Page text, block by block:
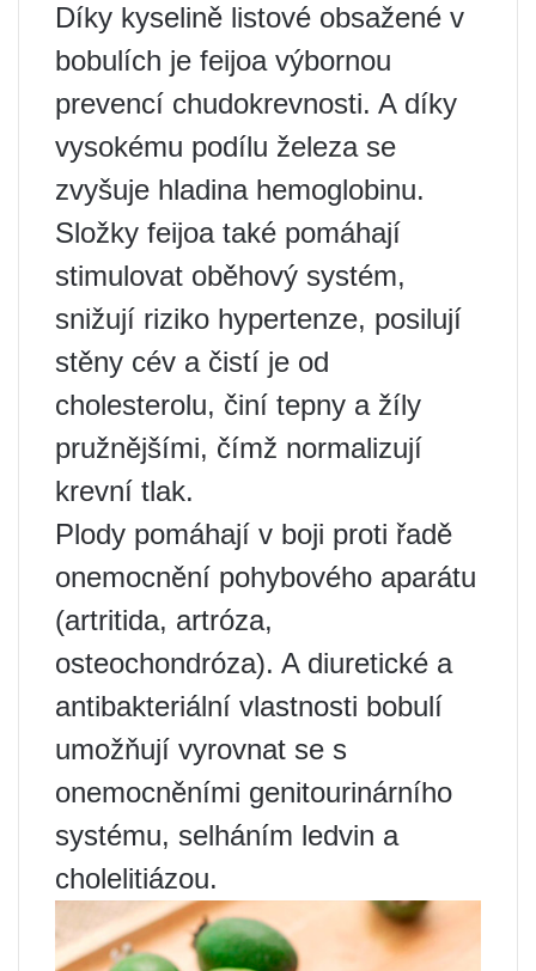
Díky kyselině listové obsažené v
bobulích je feijoa výbornou
prevencí chudokrevnosti. A díky
vysokému podílu železa se
zvyšuje hladina hemoglobinu.
Složky feijoa také pomáhají
stimulovat oběhový systém,
snižují riziko hypertenze, posilují
stěny cév a čistí je od
cholesterolu, činí tepny a žíly
pružnějšími, čímž normalizují
krevní tlak.
Plody pomáhají v boji proti řadě
onemocnění pohybového aparátu
(artritida, artróza,
osteochondróza). A diuretické a
antibakteriální vlastnosti bobulí
umožňují vyrovnat se s
onemocněními genitourinárního
systému, selháním ledvin a
cholelitiázou.